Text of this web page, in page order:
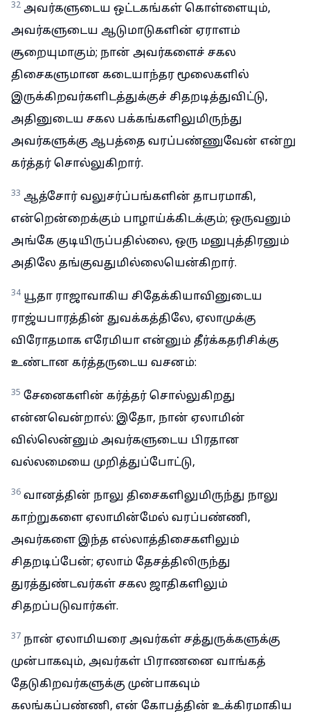
32 அவர்களுடைய ஒட்டகங்கள் கொள்ளையும்,
அவர்களுடைய ஆடுமாடுகளின் ஏராளம்
சூறையுமாகும்; நான் அவர்களைச் சகல
திசைகளுமான கடையாந்தர மூலைகளில்
இருக்கிறவர்களிடத்துக்குச் சிதறடித்துவிட்டு,
அதினுடைய சகல பக்கங்களிலுமிருந்து
அவர்களுக்கு ஆபத்தை வரப்பண்ணுவேன் என்று
கர்த்தர் சொல்லுகிறார்.
33 ஆத்சோர் வலுசர்ப்பங்களின் தாபரமாகி,
என்றென்றைக்கும் பாழாய்க்கிடக்கும்; ஒருவனும்
அங்கே குடியிருப்பதில்லை, ஒரு மனுபுத்திரனும்
அதிலே தங்குவதுமில்லையென்கிறார்.
34 யூதா ராஜாவாகிய சிதேக்கியாவினுடைய
ராஜ்யபாரத்தின் துவக்கத்திலே, ஏலாமுக்கு
விரோதமாக எரேமியா என்னும் தீர்க்கதரிசிக்கு
உண்டான கர்த்தருடைய வசனம்:
35 சேனைகளின் கர்த்தர் சொல்லுகிறது
என்னவென்றால்: இதோ, நான் ஏலாமின்
வில்லென்னும் அவர்களுடைய பிரதான
வல்லமையை முறித்துப்போட்டு,
36 வானத்தின் நாலு திசைகளிலுமிருந்து நாலு
காற்றுகளை ஏலாமின்மேல் வரப்பண்ணி,
அவர்களை இந்த எல்லாத்திசைகளிலும்
சிதறடிப்பேன்; ஏலாம் தேசத்திலிருந்து
துரத்துண்டவர்கள் சகல ஜாதிகளிலும்
சிதறப்படுவார்கள்.
37 நான் ஏலாமியரை அவர்கள் சத்துருக்களுக்கு
முன்பாகவும், அவர்கள் பிராணனை வாங்கத்
தேடுகிறவர்களுக்கு முன்பாகவும்
கலங்கப்பண்ணி, என் கோபத்தின் உக்கிரமாகிய